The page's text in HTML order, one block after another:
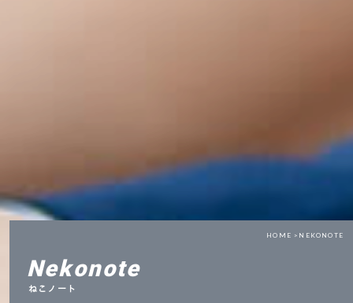
HOME > NEKONOTE
Nekonote
ねこノート